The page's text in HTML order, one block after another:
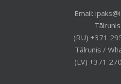
Email:
Tālrunis:
(RU) +371
Tālrunis /
(LV) +371